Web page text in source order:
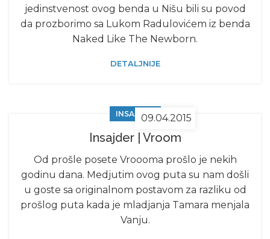
jedinstvenost ovog benda u Nišu bili su povod
da prozborimo sa Lukom Radulovićem iz benda
Naked Like The Newborn.
DETALJNIJE
09.04.2015
INSAJDER
Insajder | Vroom
Od prošle posete Vroooma prošlo je nekih
godinu dana. Medjutim ovog puta su nam došli
u goste sa originalnom postavom za razliku od
prošlog puta kada je mladjanja Tamara menjala
Vanju.